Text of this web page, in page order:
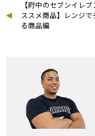
【府中のセブンイレブ
ススメ商品】レンジで
る商品編